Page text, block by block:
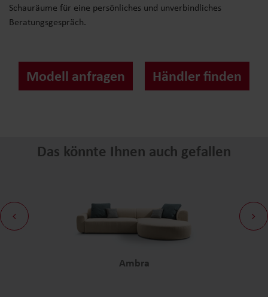
Schauräume für eine persönliches und unverbindliches
Beratungsgespräch.
Modell anfragen Händler finden
Das könnte Ihnen auch gefallen
Ambra